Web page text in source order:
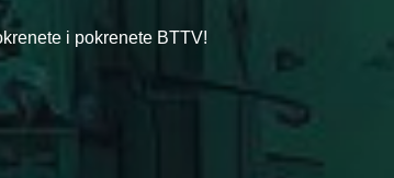
i pokrenete BTTV!